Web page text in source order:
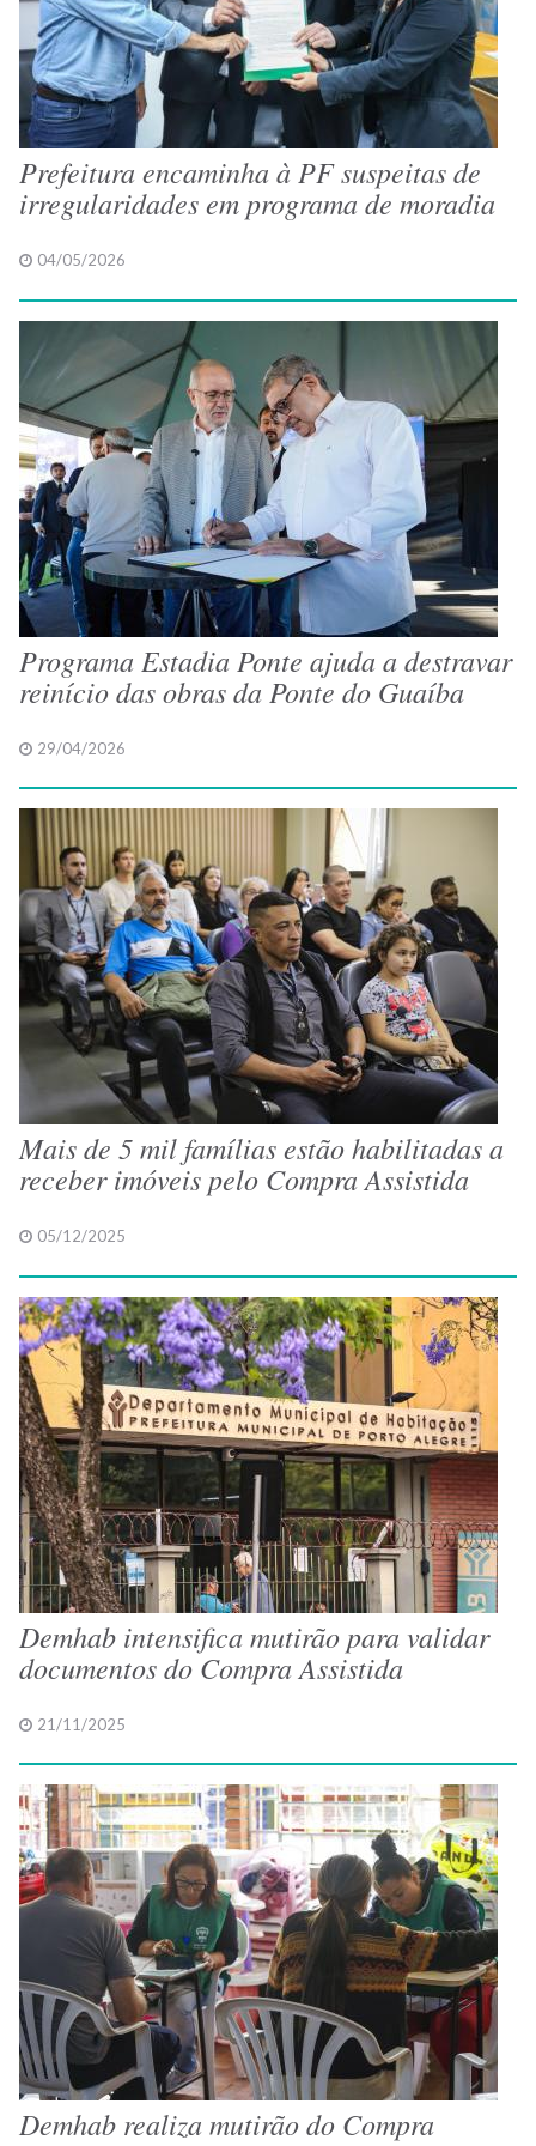
Prefeitura encaminha à PF suspeitas de
irregularidades em programa de moradia
04/05/2026
Programa Estadia Ponte ajuda a destravar
reinício das obras da Ponte do Guaíba
29/04/2026
Mais de 5 mil famílias estão habilitadas a
receber imóveis pelo Compra Assistida
05/12/2025
Demhab intensifica mutirão para validar
documentos do Compra Assistida
21/11/2025
Demhab realiza mutirão do Compra